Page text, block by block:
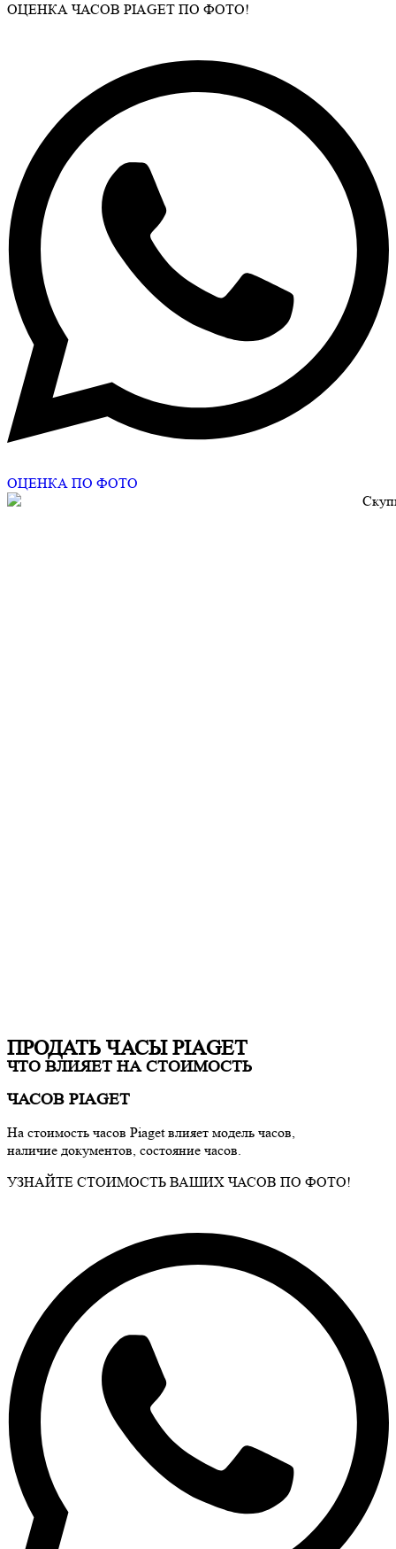
ОЦЕНКА ЧАСОВ PIAGET ПО ФОТО!
ОЦЕНКА ПО ФОТО
ПРОДАТЬ ЧАСЫ PIAGET
ЧТО ВЛИЯЕТ НА СТОИМОСТЬ
ЧАСОВ PIAGET
На стоимость часов Piagetвлияет модель часов,
наличие документов, состояние часов.
УЗНАЙТЕ СТОИМОСТЬ ВАШИХ ЧАСОВ ПО ФОТО!